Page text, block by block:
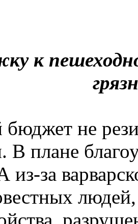
к
бюджет не
В плане
из-за